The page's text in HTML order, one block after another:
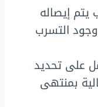
إيصاله
وجود التسرب
على تحديد
بمنتهى